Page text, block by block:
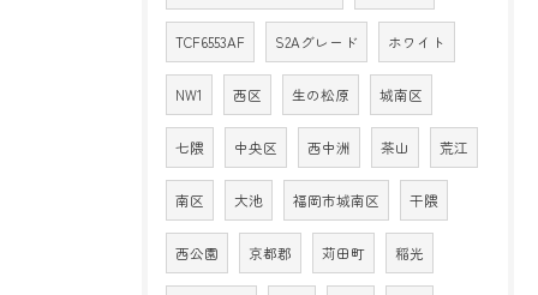
TCF6553AF S2Aグレード ホワイト
NW1 西区 生の松原 城南区
七隈 中央区 西中洲 茶山 荒江
南区 大池 福岡市城南区 干隈
西公園 京都郡 苅田町 稲光